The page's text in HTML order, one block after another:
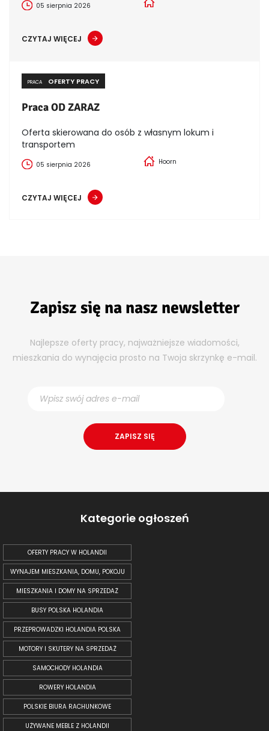
05 sierpnia 2026
CZYTAJ WIĘCEJ
PRACA OFERTY PRACY
Praca OD ZARAZ
Oferta skierowana do osób z własnym lokum i
transportem
05 sierpnia 2026 Hoorn
CZYTAJ WIĘCEJ
Zapisz się na nasz newsletter
Najlepsze oferty pracy, najważniejsze wiadomości,
mieszkania do wynajęcia prosto na Twoja skrzynkę e-mail.
Kategorie ogłoszeń
OFERTY PRACY W HOLANDII
WYNAJEM MIESZKANIA, DOMU, POKOJU
MIESZKANIA I DOMY NA SPRZEDAŻ
BUSY POLSKA HOLANDIA
PRZEPROWADZKI HOLANDIA POLSKA
MOTORY I SKUTERY NA SPRZEDAŻ
SAMOCHODY HOLANDIA
ROWERY HOLANDIA
POLSKIE BIURA RACHUNKOWE
UŻYWANE MEBLE Z HOLANDII